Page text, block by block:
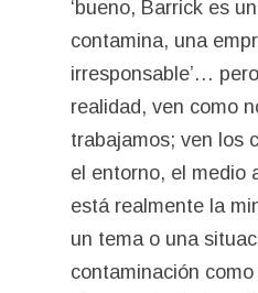
‘bueno, Barrick es
contamina, una
irresponsable’…
realidad, ven como
trabajamos; ven los
el entorno, el medio
está realmente la
un tema o una
contaminación